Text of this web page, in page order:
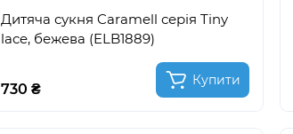
Дитяча сукня Caramell серія Tiny
lace, бежева (ELB1889)
730 ₴
Купити